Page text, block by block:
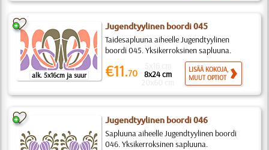
alk. 5x16cm ja suur
Jugendtyylinen boordi 045
Taidesapluuna aiheelle Jugendtyylinen
boordi 045. Yksikerroksinen sapluuna.
€11.70 8x24 cm
LISÄÄ KOKOJA,
MUUT OPTIOT
Jugendtyylinen boordi 046
Sapluuna aiheelle Jugendtyylinen boordi
046. Yksikerroksinen sapluuna.